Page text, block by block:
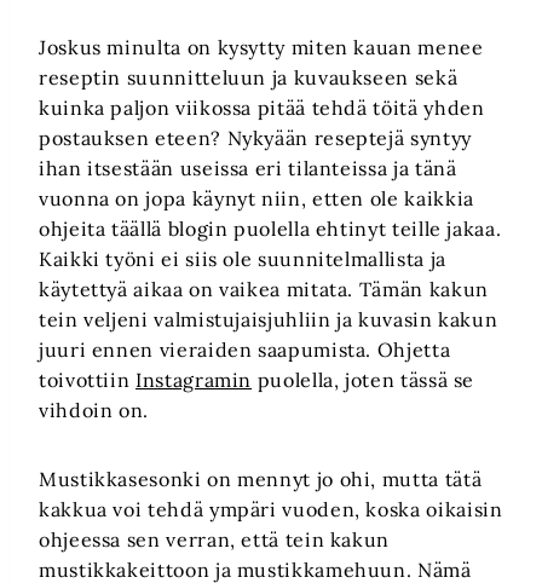
Joskus minulta on kysytty miten kauan menee
reseptin suunnitteluun ja kuvaukseen sekä
kuinka paljon viikossa pitää tehdä töitä yhden
postauksen eteen? Nykyään reseptejä syntyy
ihan itsestään useissa eri tilanteissa ja tänä
vuonna on jopa käynyt niin, etten ole kaikkia
ohjeita täällä blogin puolella ehtinyt teille jakaa.
Kaikki työni ei siis ole suunnitelmallista ja
käytettyä aikaa on vaikea mitata. Tämän kakun
tein veljeni valmistujaisjuhliin ja kuvasin kakun
juuri ennen vieraiden saapumista. Ohjetta
toivottiin Instagramin puolella, joten tässä se
vihdoin on.
Mustikkasesonki on mennyt jo ohi, mutta tätä
kakkua voi tehdä ympäri vuoden, koska oikaisin
ohjeessa sen verran, että tein kakun
mustikkakeittoon ja mustikkamehuun. Nämä